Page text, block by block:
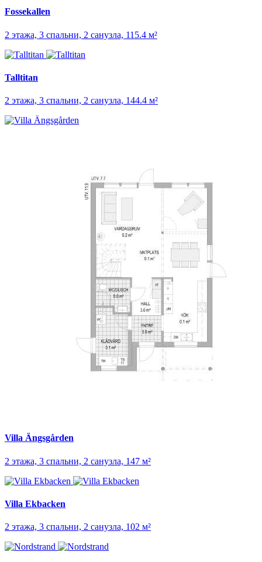
Fossekallen
2 этажа, 3 спальни, 2 санузла, 115.4 м²
Talltitan
2 этажа, 3 спальни, 2 санузла, 144.4 м²
Villa Ängsgården
2 этажа, 3 спальни, 2 санузла, 147 м²
Villa Ekbacken
2 этажа, 3 спальни, 2 санузла, 102 м²